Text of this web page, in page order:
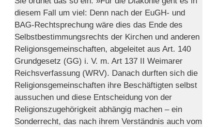
diesem Fall um viel: Denn nach der EuGH- und
BAG-Rechtsprechung wäre dies das Ende des
Selbstbestimmungsrechts der Kirchen und anderen
Religionsgemeinschaften, abgeleitet aus Art. 140
Grundgesetz (GG) i. V. m. Art 137 II Weimarer
Reichsverfassung (WRV). Danach durften sich die
Religionsgemeinschaften ihre Beschäftigten selbst
aussuchen und diese Entscheidung von der
Religionszugehörigkeit abhängig machen – ein
Sonderrecht, das nach ihrem Verständnis auch vom